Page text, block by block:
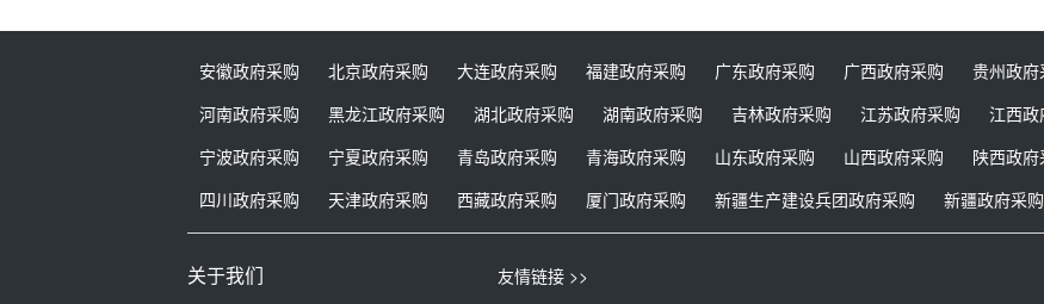
安徽政府采购 北京政府采购 大连政府采购 福建政府采购 广东政府采购 广西政府采购 贵州政府
河南政府采购
黑龙江政府采购 湖北政府采购 湖南政府采购 吉林政府采购 江苏政府采购 江西政
宁波政府采购
宁夏政府采购 青岛政府采购 青海政府采购 山东政府采购 山西政府采购 陕西政府
四川政府采购
天津政府采购 西藏政府采购 厦门政府采购 新疆生产建设兵团政府采购 新疆政府采购
关于我们 友情链接 >>